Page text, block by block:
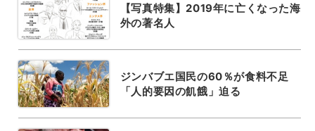
【写真特集】2019年に亡くなった海
外の著名人
ジンバブエ国民の60％が食料不足
「人的要因の飢餓」迫る